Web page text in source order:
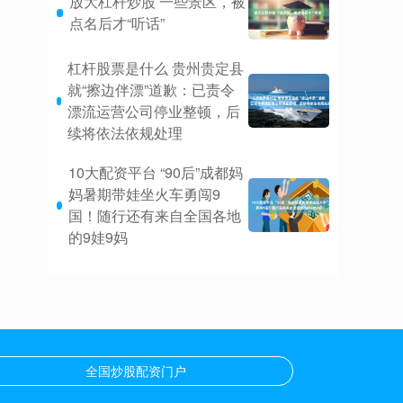
点名后才“听话”
杠杆股票是什么 贵州贵定县
就“擦边伴漂”道歉：已责令
漂流运营公司停业整顿，后
续将依法依规处理
10大配资平台 “90后”成都妈
妈暑期带娃坐火车勇闯9
国！随行还有来自全国各地
的9娃9妈
全国炒股配资门户